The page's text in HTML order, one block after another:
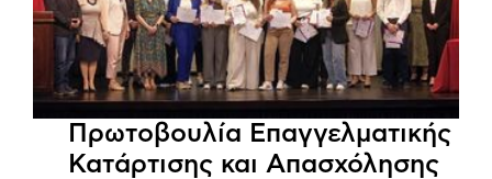
Πρωτοβουλία Επαγγελματικής
Κατάρτισης και Απασχόλησης